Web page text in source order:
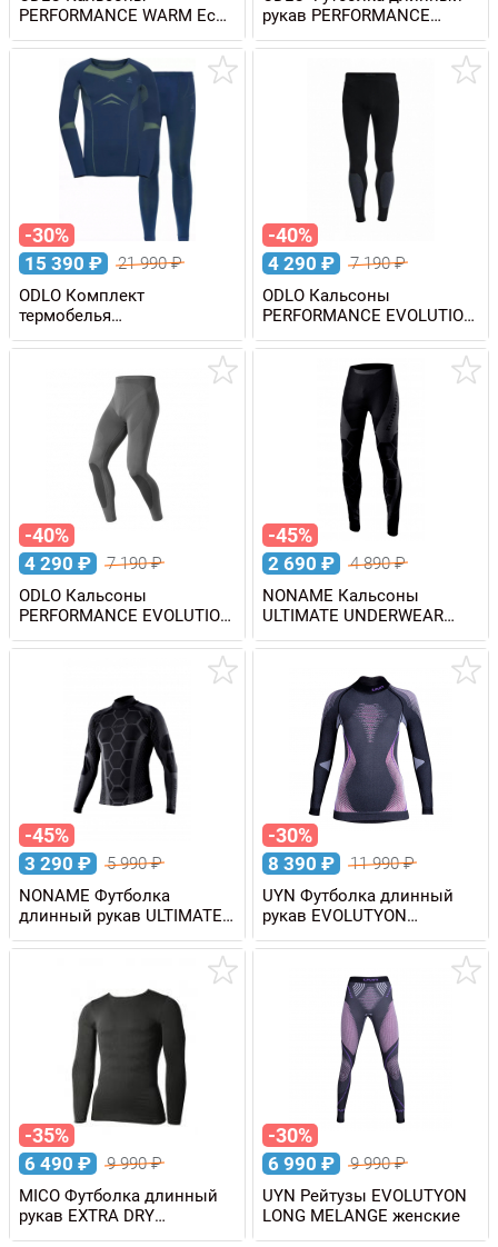
PERFORMANCE WARM Eco
3/4 мужские
рукав PERFORMANCE
WARM Eco 1/2 Zip мужская
-30%
15 390 ₽ 21 990₽
ODLO Комплект
термобелья
FUNDAMENTALS
PERFORMANCE WARM
-40%
4 290 ₽ 7 190₽
ODLO Кальсоны
PERFORMANCE EVOLUTION
WARM мужские
-40%
4 290 ₽ 7 190₽
ODLO Кальсоны
PERFORMANCE EVOLUTION
WARM мужские
-45%
2 690 ₽ 4 890₽
NONAME Кальсоны
ULTIMATE UNDERWEAR
PANTS унисекс
-45%
3 290 ₽ 5 990₽
NONAME Футболка
длинный рукав ULTIMATE
UNDERWEAR SHIRT
унисекс
-30%
8 390 ₽ 11 990₽
UYN Футболка длинный
рукав EVOLUTYON
MELANGE с высоким
воротом, женская
-35%
6 490 ₽ 9 990₽
MICO Футболка длинный
рукав EXTRA DRY
SKINTECH мужская
-30%
6 990 ₽ 9 990₽
UYN Рейтузы EVOLUTYON
LONG MELANGE женские